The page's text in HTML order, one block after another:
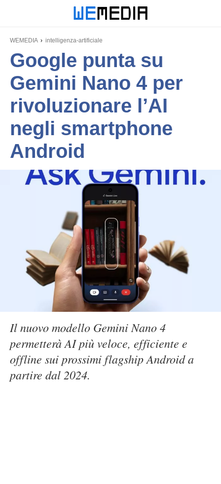
WEMEDIA intelligenza-artificiale
Google punta su
Gemini Nano 4 per
rivoluzionare l’AI
negli smartphone
Android
Il nuovo modello Gemini Nano 4
permetterà AI più veloce, efficiente e
offline sui prossimi flagship Android a
partire dal 2024.